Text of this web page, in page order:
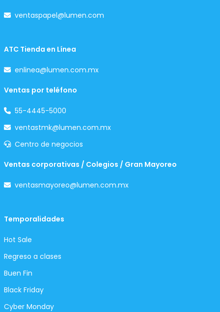
ventaspapel@lumen.com
ATC Tienda en Línea
enlinea@lumen.com.mx
Ventas por teléfono
55-4445-5000
ventastmk@lumen.com.mx
Centro de negocios
Ventas corporativas / Colegios / Gran Mayoreo
ventasmayoreo@lumen.com.mx
Temporalidades
Hot Sale
Regreso a clases
Buen Fin
Black Friday
Cyber Monday